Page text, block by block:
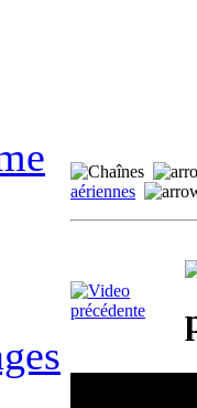
aériennes